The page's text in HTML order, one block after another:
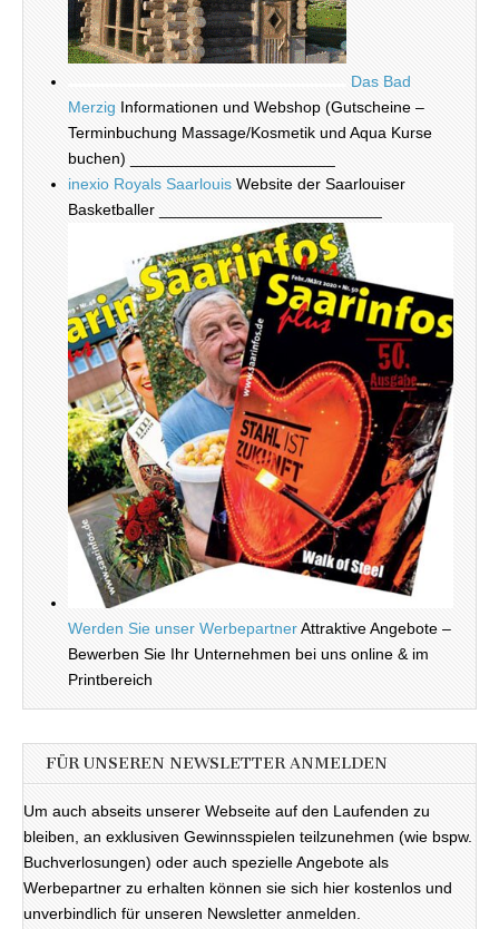
Das Bad
Merzig Informationen und Webshop (Gutscheine –
Terminbuchung Massage/Kosmetik und Aqua Kurse
buchen) _______________________
inexio Royals Saarlouis Website der Saarlouiser
Basketballer _________________________
Werden Sie unser WerbepartnerAttraktive Angebote –
Bewerben Sie Ihr Unternehmen bei uns online & im
Printbereich
FÜR UNSEREN NEWSLETTER ANMELDEN
Um auch abseits unserer Webseite auf den Laufenden zu
bleiben, an exklusiven Gewinnsspielen teilzunehmen (wie bspw.
Buchverlosungen) oder auch spezielle Angebote als
Werbepartner zu erhalten können sie sich hier kostenlos und
unverbindlich für unseren Newsletter anmelden.